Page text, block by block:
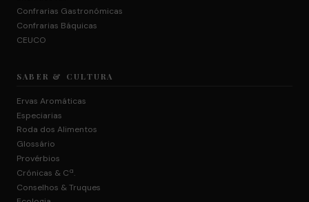
Confrarias Gastronómicas
Confrarias Báquicas
CEUCO
SABER & CULTURA
Ervas Aromáticas
Especiarias
Roda dos Alimentos
Glossário
Provérbios
Crónicas & Cª.
Conselhos & Truques